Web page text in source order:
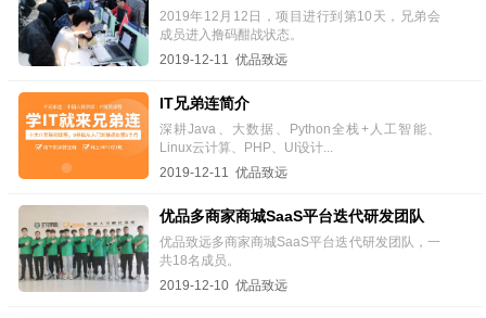
2019年12月12日，项目进行到第10天，兄弟会
成员进入撸码酣战状态。
2019-12-11 优品致远
IT兄弟连简介
深耕Java、大数据、Python全栈+人工智能、
Linux云计算、PHP、UI设计...
2019-12-11 优品致远
优品多商家商城SaaS平台迭代研发团队
优品致远多商家商城SaaS平台迭代研发团队，一
共18名成员。
2019-12-10 优品致远